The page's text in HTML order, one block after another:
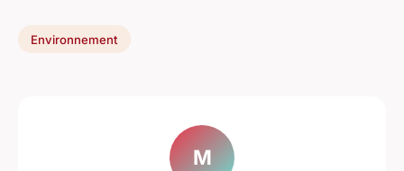
Environnement
M